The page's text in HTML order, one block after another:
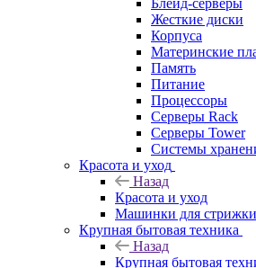
Блейд-серверы
Жесткие диски
Корпуса
Материнские
Память
Питание
Процессоры
Серверы Rack
Серверы Tower
Системы
Красота и уход
Назад
Красота и уход
Машинки для стрижки
Крупная бытовая техника
Назад
Крупная бытовая